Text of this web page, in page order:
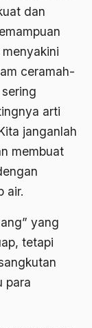
dan
ceramah-
arti
janganlah
membuat
air.
yang
tetapi
para